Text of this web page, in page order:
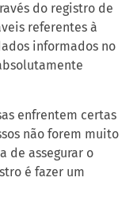
do registro de
referentes à
informados no
enfrentem certas
não forem muito
de assegurar o
é fazer um